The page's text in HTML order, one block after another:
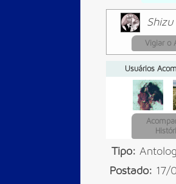
Vigiar o
Usuários
Tipo:
Postado: 17/